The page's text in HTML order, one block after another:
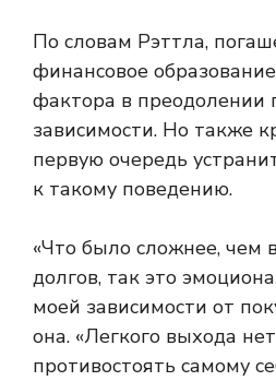
По словам Рэттла,
финансовое
фактора в преодолении
зависимости. Но также
первую очередь
к такому поведению.
«Что было сложнее, чем
долгов, так это
моей зависимости от
она. «Легкого выхода
противостоять самому